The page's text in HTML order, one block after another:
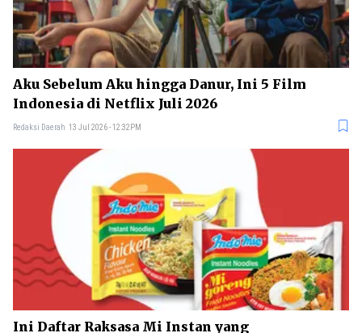
Aku Sebelum Aku hingga Danur, Ini 5 Film
Indonesia di Netflix Juli 2026
Redaksi Daerah 13 Jul 2026 - 12:32PM
Ini Daftar Raksasa Mi Instan yang